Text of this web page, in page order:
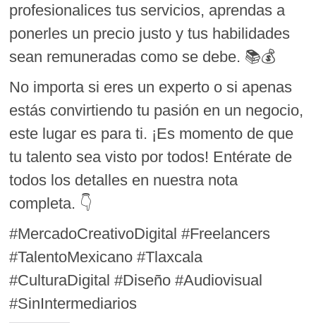
profesionalices tus servicios, aprendas a
ponerles un precio justo y tus habilidades
sean remuneradas como se debe. 📚💰
No importa si eres un experto o si apenas
estás convirtiendo tu pasión en un negocio,
este lugar es para ti. ¡Es momento de que
tu talento sea visto por todos! Entérate de
todos los detalles en nuestra nota
completa. 👇
#MercadoCreativoDigital #Freelancers
#TalentoMexicano #Tlaxcala
#CulturaDigital #Diseño #Audiovisual
#SinIntermediarios